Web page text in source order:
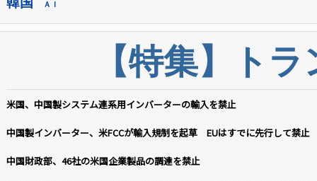
ＡＩ
【特集】ト
米国、中国製システム連系用インバーターの輸入を禁止
中国製インバーター、米FCCが輸入規制を起草 EUはすでに先行して禁止
中国財政部、46社の米国企業製品の調達を禁止